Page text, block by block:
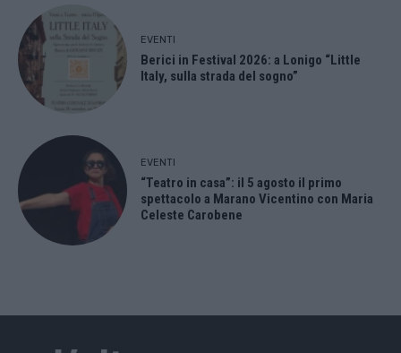
EVENTI
Berici in Festival 2026: a Lonigo “Little
Italy, sulla strada del sogno”
EVENTI
“Teatro in casa”: il 5 agosto il primo
spettacolo a Marano Vicentino con Maria
Celeste Carobene